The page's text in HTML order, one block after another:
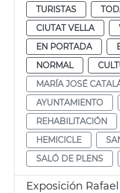
TURISTAS
CIUTAT VELLA
EN PORTADA
NORMAL
MARÍA JOSÉ
AYUNTAMIENTO
REHABILITACIÓN
HEMICICLE
SALÓ DE PLENS